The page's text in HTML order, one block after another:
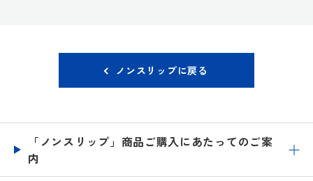
ノンスリップに戻る
「ノンスリップ」商品ご購入にあたってのご案
内